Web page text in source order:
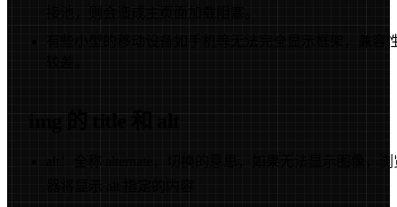
接池，则会造成主页面加载阻塞。
有些小型的移动设备如手机等无法完全显示框架，兼容
img 的 title 和 alt
alt：全称 alternate，切换的意思，如果无法显示图像，浏
器将显示 alt 指定的内容